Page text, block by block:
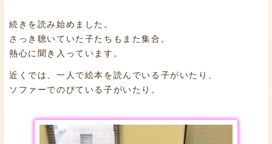
続きを読み始めました。
さっき聴いていた子たちもまた集合。
熱心に聞き入っています。
近くでは、一人で絵本を読んでいる子がいたり、
ソファーでのびている子がいたり。